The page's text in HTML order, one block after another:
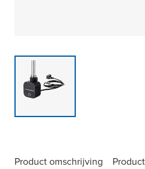
Product omschrijving